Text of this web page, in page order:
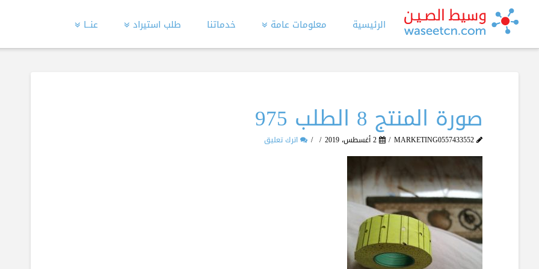
الرئيسية معلومات عامة خدماتنا طلب استيراد عنــا
صورة المنتج 8 الطلب 975
MARKETING0557433552 2 أغسطس، 2019 اترك تعليق